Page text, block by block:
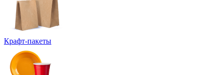
Крафт-пакеты